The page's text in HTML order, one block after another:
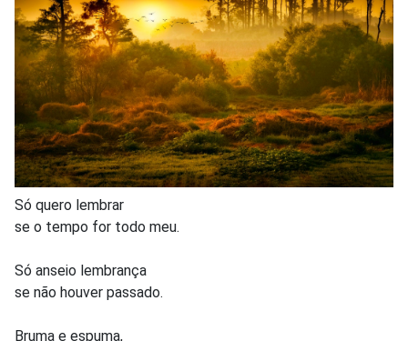
Só quero lembrar
se o tempo for todo meu.
Só anseio lembrança
se não houver passado.
Bruma e espuma,